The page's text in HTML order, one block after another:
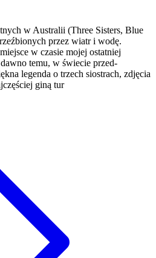
w Australii (Three Sisters, Blue
przez wiatr i wodę.
w czasie mojej ostatniej
temu, w świecie przed-
legenda o trzech siostrach, zdjęcia
giną tur